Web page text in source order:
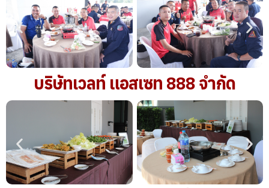
บริษัทเวลท์ แอสเซท 888 จำกัด